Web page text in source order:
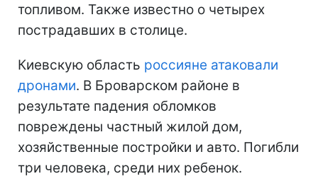
топливом. Также известно о четырех
пострадавших в столице.
Киевскую область россияне атаковали
дронами. В Броварском районе в
результате падения обломков
повреждены частный жилой дом,
хозяйственные постройки и авто. Погибли
три человека, среди них ребенок.